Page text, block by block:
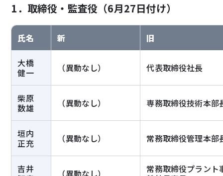
サステナビリティ
IR情報 採用情報
1．取締役・監査役（6月27日付け）
氏名 新 旧
大橋
健一
（異動なし） 代表取締役社長
柴原
数雄
（異動なし） 専務取締役技術本部
垣内
正充
（異動なし） 常務取締役管理本部
吉井
（異動なし）
常務取締役プラント